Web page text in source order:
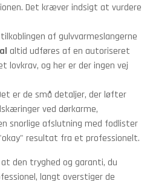
Det kræver indsigt at vurdere
af gulvvarmeslangerne
altid udføres af en autoriseret
lovkrav, og her er der ingen vej
er de små detaljer, der løfter
ved dørkarme,
snorlige afslutning med fodlister
resultat fra et professionelt.
den tryghed og garanti, du
langt overstiger de